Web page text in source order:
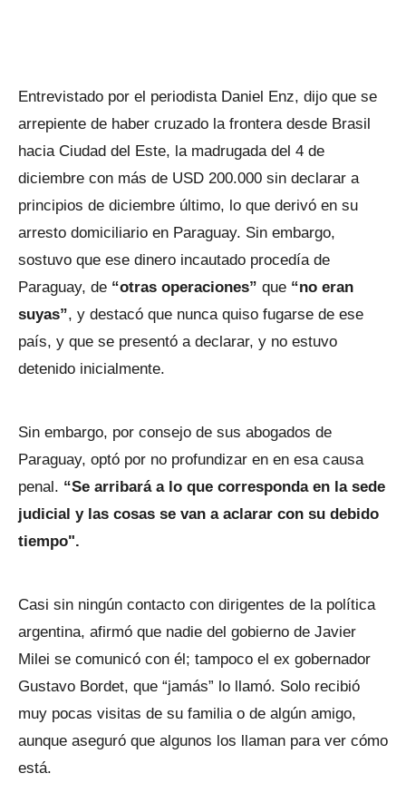
Entrevistado por el periodista Daniel Enz, dijo que se
arrepiente de haber cruzado la frontera desde Brasil
hacia Ciudad del Este, la madrugada del 4 de
diciembre con más de USD 200.000 sin declarar a
principios de diciembre último, lo que derivó en su
arresto domiciliario en Paraguay. Sin embargo,
sostuvo que ese dinero incautado procedía de
Paraguay, de “otras operaciones” que “no eran
suyas”, y destacó que nunca quiso fugarse de ese
país, y que se presentó a declarar, y no estuvo
detenido inicialmente.
Sin embargo, por consejo de sus abogados de
Paraguay, optó por no profundizar en en esa causa
penal. “Se arribará a lo que corresponda en la sede
judicial y las cosas se van a aclarar con su debido
tiempo".
Casi sin ningún contacto con dirigentes de la política
argentina, afirmó que nadie del gobierno de Javier
Milei se comunicó con él; tampoco el ex gobernador
Gustavo Bordet, que “jamás” lo llamó. Solo recibió
muy pocas visitas de su familia o de algún amigo,
aunque aseguró que algunos los llaman para ver cómo
está.